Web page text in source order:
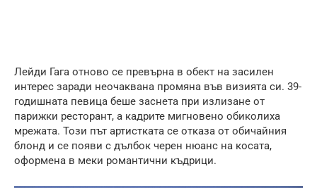
Лейди Гага отново се превърна в обект на засилен
интерес заради неочаквана промяна във визията си. 39-
годишната певица беше заснета при излизане от
парижки ресторант, а кадрите мигновено обиколиха
мрежата. Този път артистката се отказа от обичайния
блонд и се появи с дълбок черен нюанс на косата,
оформена в меки романтични къдрици.